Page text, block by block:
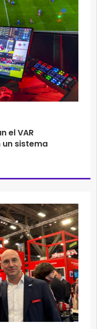
el VAR
un sistema